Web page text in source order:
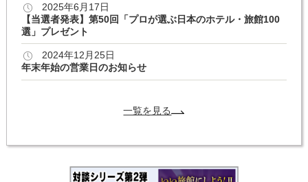
2025年6月17日
【当選者発表】第50回「プロが選ぶ日本のホテル・旅館100
選」プレゼント
2024年12月25日
年末年始の営業日のお知らせ
一覧を見る